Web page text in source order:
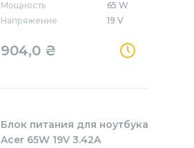
Мощность
65 W
Напряжение
19 V
904,0 ₴
Блок питания для ноутбука
Acer 65W 19V 3.42A